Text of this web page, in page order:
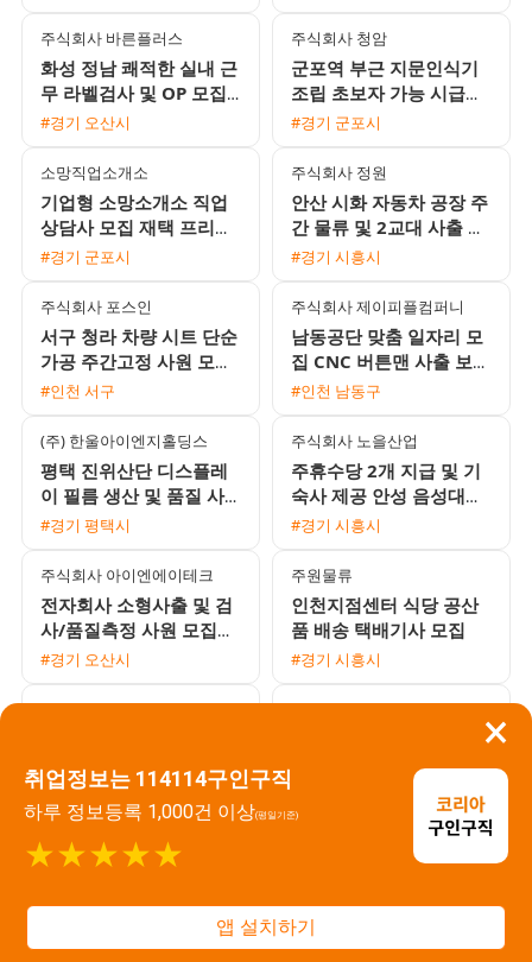
×
취업정보는 114114구인구직
하루 정보등록 1,000건 이상(평일기준)
★★★★★
앱 설치하기
주식회사 바른플러스
화성 정남 쾌적한 실내 근
무 라벨검사 및 OP 모집
주간고정 교대선택 가능
#경기 오산시
주식회사 청암
군포역 부근 지문인식기
조립 초보자 가능 시급
10520원 사원 채용
#경기 군포시
소망직업소개소
기업형 소망소개소 직업
상담사 모집 재택 프리랜
서 가능
#경기 군포시
주식회사 정원
안산 시화 자동차 공장 주
간 물류 및 2교대 사출 남
성 사원 모집 다양한 수당
#경기 시흥시
주식회사 포스인
서구 청라 차량 시트 단순
가공 주간고정 사원 모집
통근버스 운행 및 환경 우
#인천 서구
주식회사 제이피플컴퍼니
남동공단 맞춤 일자리 모
집 CNC 버튼맨 사출 보조
현미경 검사 기초화장품
익일지급
#인천 남동구
(주) 한울아이엔지홀딩스
평택 진위산단 디스플레
이 필름 생산 및 품질 사
원 모집 초보 가능 및 다
#경기 평택시
주식회사 노을산업
주휴수당 2개 지급 및 기
숙사 제공 안성 음성대소
생산직 채용 공고
#경기 시흥시
주식회사 아이엔에이테크
전자회사 소형사출 및 검
사/품질측정 사원 모집
(시급 10,450원 / 쾌적한
#경기 오산시
주원물류
인천지점센터 식당 공산
품 배송 택배기사 모집
#경기 시흥시
유진네트웍스 주식회사
성 사원 모집 (월 400만원
이상 / 병점 통근버스 운
행)
#경기 수원시
주식회사 정원
주간고정 및 2교대 생산·
물류·검사 사원 모집 (초
보 가능)
주식회사 하랑솔루션
아산시 영인면 주방가전
전자부품 생산직 모집
#경기 시흥시